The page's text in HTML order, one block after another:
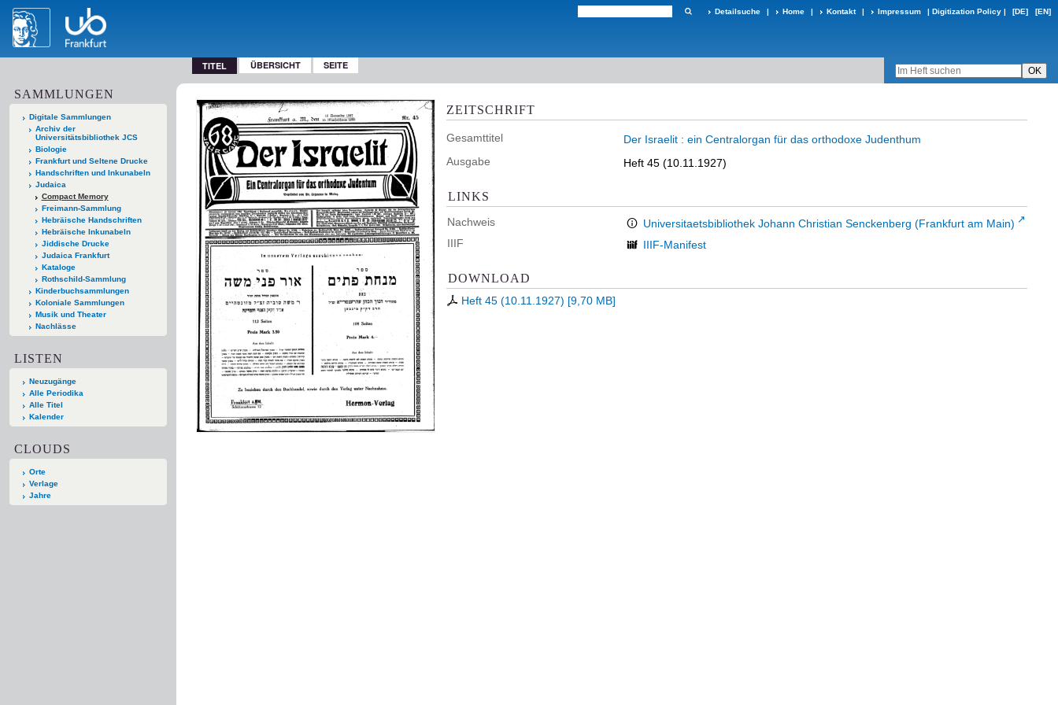
Detailsuche | Home | Kontakt | Impressum | Digitization Policy | [DE] [EN]
TITEL ÜBERSICHT SEITE
SAMMLUNGEN
Digitale Sammlungen
Archiv der
Universitätsbibliothek JCS
Biologie
Frankfurt und Seltene Drucke
Handschriften und Inkunabeln
Judaica
Compact Memory
Freimann-Sammlung
Hebräische Handschriften
Hebräische Inkunabeln
Jiddische Drucke
Judaica Frankfurt
Kataloge
Rothschild-Sammlung
Kinderbuchsammlungen
Koloniale Sammlungen
Musik und Theater
Nachlässe
LISTEN
Neuzugänge
Alle Periodika
Alle Titel
Kalender
CLOUDS
Orte
Verlage
Jahre
ZEITSCHRIFT
Gesamttitel
Der Israelit : ein Centralorgan für das orthodoxe Judenthum
Ausgabe
Heft 45 (10.11.1927)
LINKS
Nachweis
Universitaetsbibliothek Johann Christian Senckenberg (Frankfurt am Main)
IIIF
IIIF-Manifest
DOWNLOAD
Heft 45 (10.11.1927) [9,70 MB]